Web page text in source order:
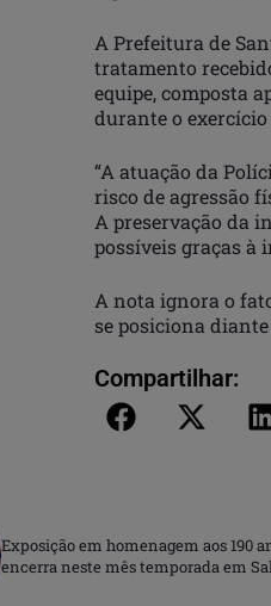
A Prefeitura de
tratamento
equipe, composta
durante o
“A atuação da
risco de agressão
A preservação da
possíveis graças à
A nota ignora o
se posiciona
Compartilhar:
Exposição em homenagem aos 190
encerra neste mês temporada em